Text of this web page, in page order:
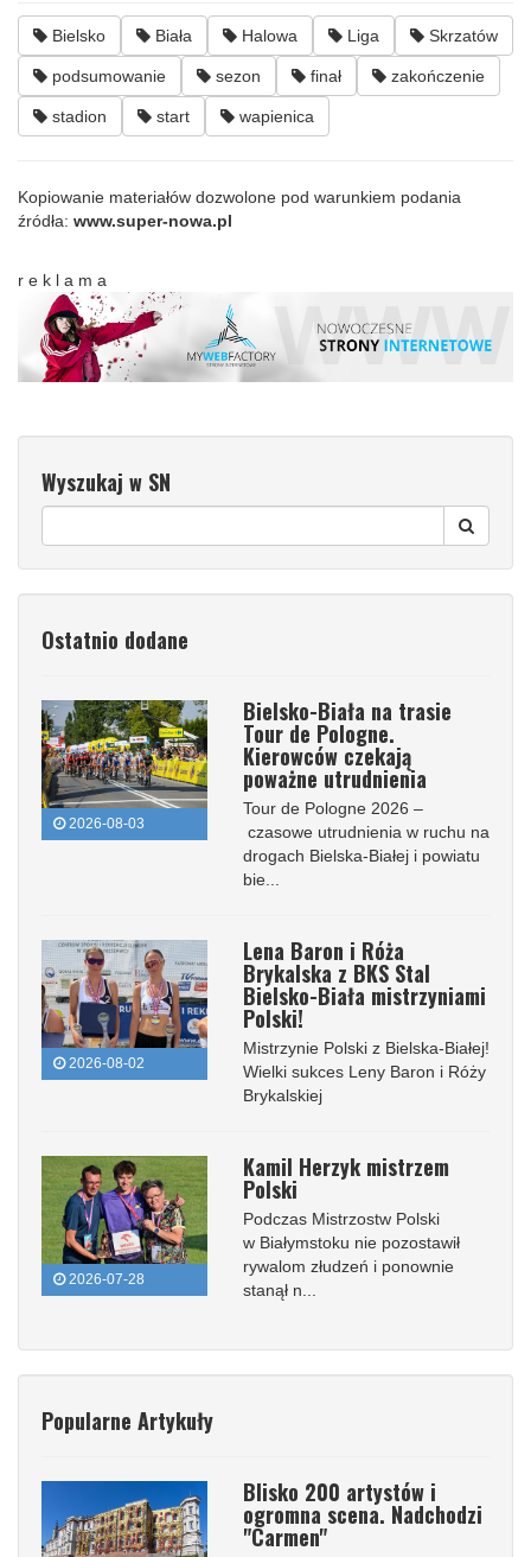
Bielsko Biała Halowa Liga Skrzatów
podsumowanie sezon finał zakończenie
stadion start wapienica
Kopiowanie materiałów dozwolone pod warunkiem podania
źródła: www.super-nowa.pl
r e k l a m a
Wyszukaj w SN
Ostatnio dodane
2026-08-03
Bielsko-Biała na trasie
Tour de Pologne.
Kierowców czekają
poważne utrudnienia
Tour de Pologne 2026 –
czasowe utrudnienia w ruchu na
drogach Bielska-Białej i powiatu
bie...
2026-08-02
Lena Baron i Róża
Brykalska z BKS Stal
Bielsko-Biała mistrzyniami
Polski!
Mistrzynie Polski z Bielska-Białej!
Wielki sukces Leny Baron i Róży
Brykalskiej
2026-07-28
Kamil Herzyk mistrzem
Polski
Podczas Mistrzostw Polski
w Białymstoku nie pozostawił
rywalom złudzeń i ponownie
stanął n...
Popularne Artykuły
Blisko 200 artystów i
ogromna scena. Nadchodzi
"Carmen"